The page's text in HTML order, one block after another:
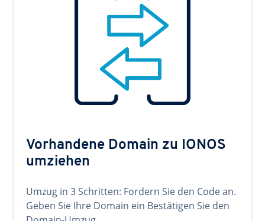
Vorhandene Domain zu IONOS
umziehen
Umzug in 3 Schritten: Fordern Sie den Code an.
Geben Sie Ihre Domain ein Bestätigen Sie den